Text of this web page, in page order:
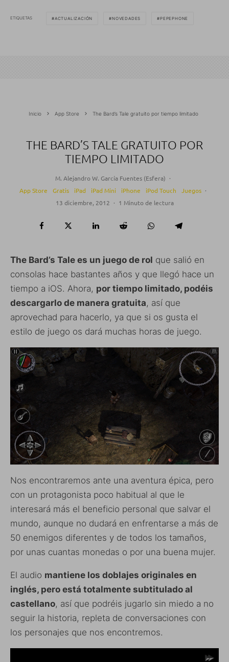
ETIQUETAS ACTUALIZACIÓN NOVEDADES PEPEPHONE
Inicio App Store The Bard’s Tale gratuito por tiempo limitado
THE BARD’S TALE GRATUITO POR
TIEMPO LIMITADO
M. Alejandro W. García Fuentes (Esfera) ·
App Store
Gratis iPad iPad Mini iPhone iPod Touch Juegos ·
13 diciembre, 2012 · 1 Minuto de lectura
The Bard’s Tale es un juego de rol que salió en
consolas hace bastantes años y que llegó hace un
tiempo a iOS. Ahora, por tiempo limitado, podéis
descargarlo de manera gratuita, así que
aprovechad para hacerlo, ya que si os gusta el
estilo de juego os dará muchas horas de juego.
Nos encontraremos ante una aventura épica, pero
con un protagonista poco habitual al que le
interesará más el beneficio personal que salvar el
mundo, aunque no dudará en enfrentarse a más de
50 enemigos diferentes y de todos los tamaños,
por unas cuantas monedas o por una buena mujer.
El audio mantiene los doblajes originales en
inglés, pero está totalmente subtitulado al
castellano, así que podréis jugarlo sin miedo a no
seguir la historia, repleta de conversaciones con
los personajes que nos encontremos.